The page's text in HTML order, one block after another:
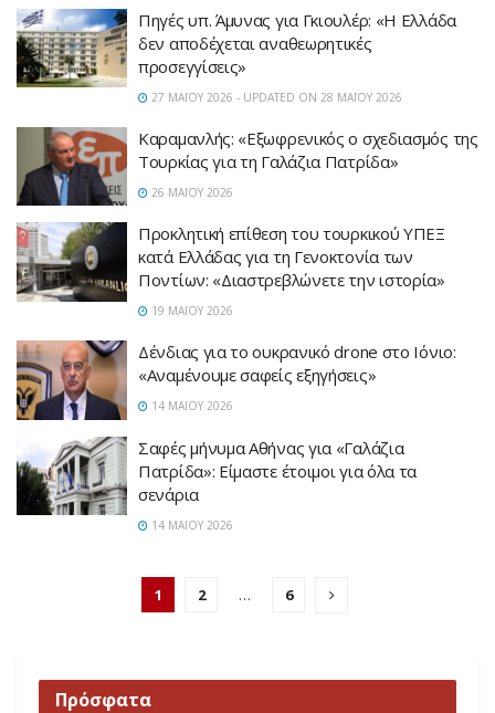
Πηγές υπ. Άμυνας για Γκιουλέρ: «Η Ελλάδα
δεν αποδέχεται αναθεωρητικές
προσεγγίσεις»
27 ΜΑΪ́ΟΥ 2026 - UPDATED ON 28 ΜΑΪ́ΟΥ 2026
Καραμανλής: «Εξωφρενικός ο σχεδιασμός της
Τουρκίας για τη Γαλάζια Πατρίδα»
26 ΜΑΪ́ΟΥ 2026
Προκλητική επίθεση του τουρκικού ΥΠΕΞ
κατά Ελλάδας για τη Γενοκτονία των
Ποντίων: «Διαστρεβλώνετε την ιστορία»
19 ΜΑΪ́ΟΥ 2026
Δένδιας για το ουκρανικό drone στο Ιόνιο:
«Αναμένουμε σαφείς εξηγήσεις»
14 ΜΑΪ́ΟΥ 2026
Σαφές μήνυμα Αθήνας για «Γαλάζια
Πατρίδα»: Είμαστε έτοιμοι για όλα τα
σενάρια
14 ΜΑΪ́ΟΥ 2026
1 2 … 6
Πρόσφατα